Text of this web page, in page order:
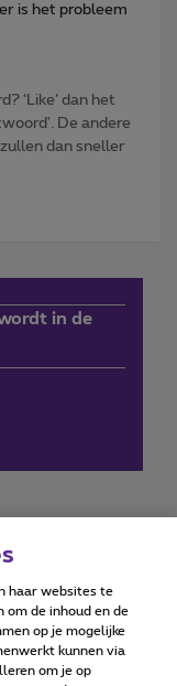
is het probleem
‘Like’ dan het
De andere
dan sneller
in de
statement
haar websites te
om de inhoud en de
op je mogelijke
kunnen via
om je op